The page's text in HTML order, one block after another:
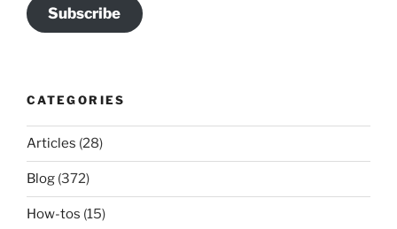
Subscribe
CATEGORIES
Articles (28)
Blog (372)
How-tos (15)